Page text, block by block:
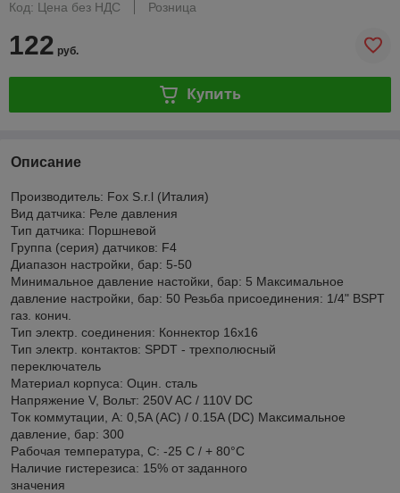
Код: Цена без НДС
Розница
122 руб.
Купить
Описание
Производитель: Fox S.r.l (Италия)
Вид датчика: Реле давления
Тип датчика: Поршневой
Группа (серия) датчиков: F4
Диапазон настройки, бар: 5-50
Минимальное давление настойки, бар: 5 Максимальное
давление настройки, бар: 50 Резьба присоединения: 1/4" BSPT
газ. конич.
Тип электр. соединения: Коннектор 16x16
Тип электр. контактов: SPDT - трехполюсный
переключатель
Материал корпуса: Оцин. сталь
Напряжение V, Вольт: 250V AC / 110V DC
Ток коммутации, А: 0,5A (AC) / 0.15A (DC) Максимальное
давление, бар: 300
Рабочая температура, С: -25 С / + 80°C
Наличие гистерезиса: 15% от заданного
значения